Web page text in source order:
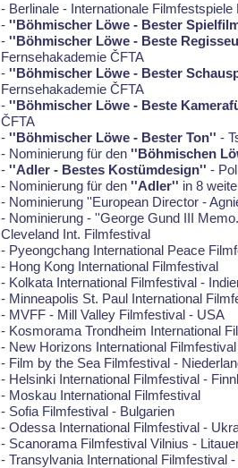
- Berlinale - Internationale
- ''Böhmischer Löwe - Bester
- ''Böhmischer Löwe - Beste
Fernsehakademie ČFTA
- ''Böhmischer Löwe - Bester
Fernsehakademie ČFTA
- ''Böhmischer Löwe - Beste
ČFTA
- ''Böhmischer Löwe - Bester Ton'' -
- Nominierung für den ''Böhmischen
- ''Adler - Bestes Kostümdesign'' -
- Nominierung für den ''Adler'' in 8
- Nominierung ''European Director -
- Nominierung - ''George Gund III
Cleveland Int. Filmfestival
- Pyeongchang International Peace
- Hong Kong International Filmfestival
- Kolkata International Filmfestival -
- Minneapolis St. Paul International
- MVFF - Mill Valley Filmfestival - USA
- Kosmorama Trondheim International
- New Horizons International
- Film by the Sea Filmfestival -
- Helsinki International Filmfestival -
- Moskau International Filmfestival
- Sofia Filmfestival - Bulgarien
- Odessa International Filmfestival -
- Scanorama Filmfestival Vilnius -
- Transylvania International Filmfestival